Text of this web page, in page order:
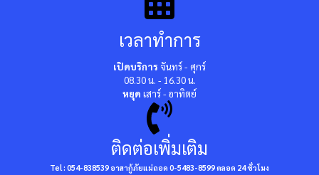
เวลาทำการ
เปิดบริการ จันทร์ - ศุกร์
08.30 น. - 16.30 น.
หยุด เสาร์ - อาทิตย์
ติดต่อเพิ่มเติม
Tel : 054-838539 อาสากู้ภัยแม่ถอด 0-5483-8599ตลอด 24 ชั่วโมง